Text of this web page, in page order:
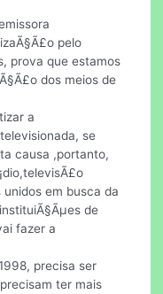
pelo
prova que estamos
dos meios de
a
se
causa ,portanto,
unidos em busca da
de
fazer a
precisa ser
ter mais